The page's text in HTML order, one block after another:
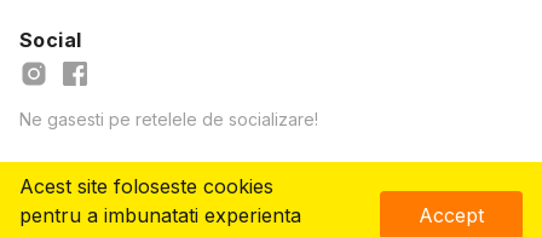
Acest site foloseste cookies
pentru a imbunatati experienta
Accept
Social
Ne gasesti pe retelele de socializare!
© Copyright2026 - ScoalaTOP.ro
Vreau să mă înscriu!